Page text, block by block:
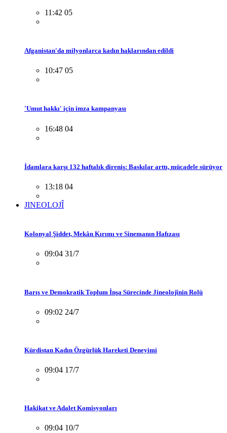
11:42 05
Afganistan'da milyonlarca kadın haklarından edildi
10:47 05
'Umut hakkı' için imza kampanyası
16:48 04
İdamlara karşı 132 haftalık direniş: Baskılar arttı, mücadele sürüyor
13:18 04
JINEOLOJÎ
Kolonyal Şiddet, Mekân Kırımı ve Sinemanın Hafızası
09:04 31/7
Barış ve Demokratik Toplum İnşa Sürecinde Jineolojînin Rolü
09:02 24/7
Kürdistan Kadın Özgürlük Hareketi Deneyimi
09:04 17/7
Hakikat ve Adalet Komisyonları
09:04 10/7